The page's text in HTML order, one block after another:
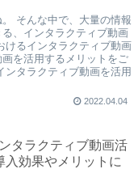
そんな中で、大量の情報
、インタラクティブ動画
けるインタラクティブ動画
を活用するメリットをご
タラクティブ動画を活用
2022.04.04
タラクティブ動画活
入効果やメリットに